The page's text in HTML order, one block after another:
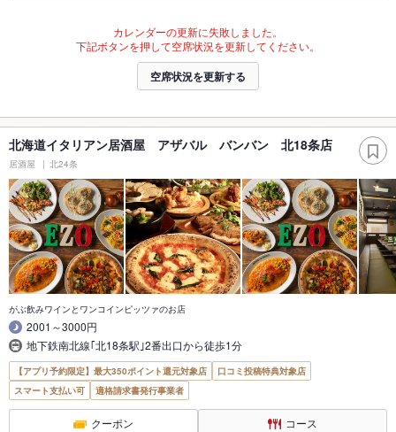
カレンダーの更新に失敗しました。
下記ボタンを押して空席状況を更新してください。
空席状況を更新する
北海道イタリアン居酒屋 アザバル バンバン 北18条店
居酒屋 北24条
がぶ飲みワインとワンコインピッツァのお店
2001～3000円
地下鉄南北線｢北18条駅｣2番出口から徒歩1分
【アプリ予約限定】最大350ポイント還元対象店
口コミ投稿特典対象店
スマート支払い可
適格請求書発行事業者
クーポン コース